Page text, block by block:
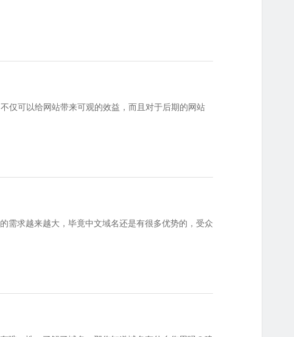
仅可以给网站带来可观的效益，而且对于后期的网站
需求越来越大，毕竟中文域名还是有很多优势的，受众